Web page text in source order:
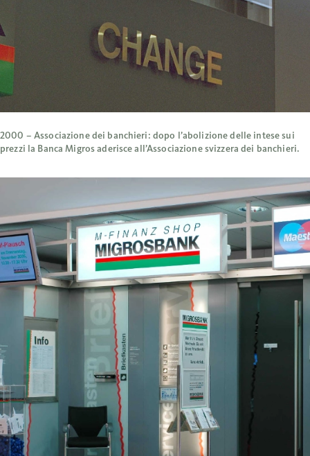
2000 – Associazione dei banchieri: dopo l’abolizione delle intese sui
prezzi la Banca Migros aderisce all’Associazione svizzera dei banchieri.